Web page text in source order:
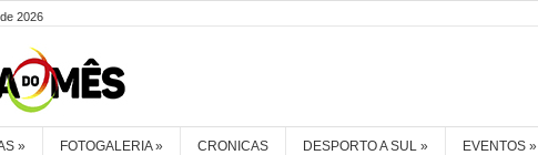
2026
» FOTOGALERIA» CRONICAS DESPORTO A SUL » EVENTOS »